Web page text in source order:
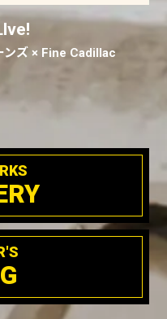
ンズ × Fine Cadillac